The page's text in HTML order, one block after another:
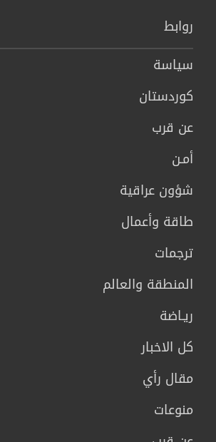
روابط
سیاسة
كوردستان
عن قرب
أمـن
شؤون عراقية
طاقة وأعمال
ترجمات
المنطقة والعالم
ريـاضة
كل الاخبار
مقال رأي
منوعات